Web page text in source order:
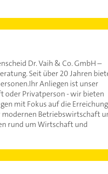
Dr. Vaih & Co. GmbH –
Seit über 20 Jahren
Anliegen ist unser
oder Privatperson - wir bieten
mit Fokus auf die Erreichung
modernen Betriebswirtschaft
rund um Wirtschaft und